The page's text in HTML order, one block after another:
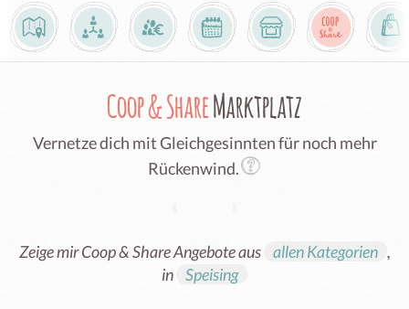
Coop & ShareMarktplatz
Vernetze dich mit Gleichgesinnten für noch mehr
Rückenwind.
Zeige mir Coop & Share Angebote aus allen Kategorien ,
in Speising